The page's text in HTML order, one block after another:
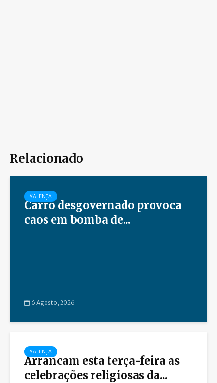
Relacionado
VALENÇA
Carro desgovernado provoca
caos em bomba de...
6 Agosto, 2026
VALENÇA
Arrancam esta terça-feira as
celebrações religiosas da...